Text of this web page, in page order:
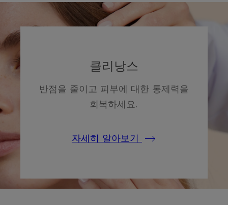
클리낭스
반점을 줄이고 피부에 대한 통제력을
회복하세요.
자세히 알아보기